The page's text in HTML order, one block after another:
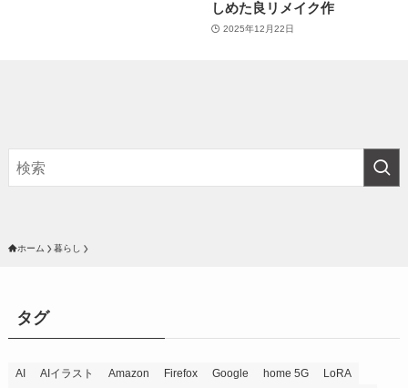
しめた良リメイク作
2025年12月22日
ホーム 暮らし
タグ
AI AIイラスト Amazon Firefox Google home 5G
LoRA